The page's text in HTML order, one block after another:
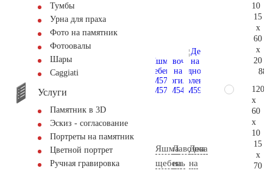
Тумбы
Урна для праха
Фото на памятник
Фотоовалы
Шары
Сaggiati
Услуги
Памятник в 3D
Эскиз - согласование
Портреты на памятник
Цветной портрет
Ручная гравировка
Яшма
щебень
Лавочка
на
Дева
на
10
15
x
60
x
20
120
x
60
x
10
15
x
70